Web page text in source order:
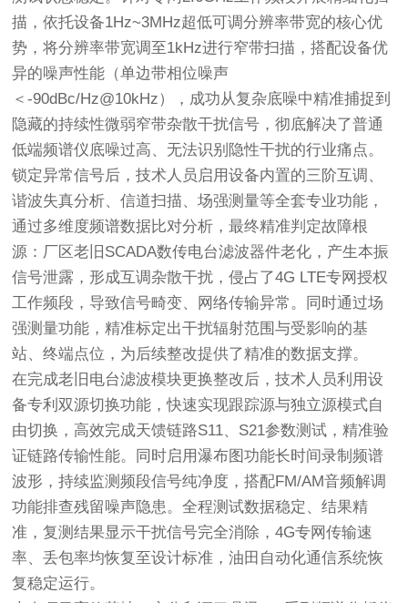
描，依托设备1Hz~3MHz超低可调分辨率带宽的核心优
势，将分辨率带宽调至1kHz进行窄带扫描，搭配设备优
异的噪声性能（单边带相位噪声
＜-90dBc/Hz@10kHz），成功从复杂底噪中精准捕捉到
隐藏的持续性微弱窄带杂散干扰信号，彻底解决了普通
低端频谱仪底噪过高、无法识别隐性干扰的行业痛点。
锁定异常信号后，技术人员启用设备内置的三阶互调、
谐波失真分析、信道扫描、场强测量等全套专业功能，
通过多维度频谱数据比对分析，最终精准判定故障根
源：厂区老旧SCADA数传电台滤波器件老化，产生本振
信号泄露，形成互调杂散干扰，侵占了4G LTE专网授权
工作频段，导致信号畸变、网络传输异常。同时通过场
强测量功能，精准标定出干扰辐射范围与受影响的基
站、终端点位，为后续整改提供了精准的数据支撑。
在完成老旧电台滤波模块更换整改后，技术人员利用设
备专利双源切换功能 ，快速实现跟踪源与独立源模式自
由切换，高效完成天馈链路S11、S21参数测试，精准验
证链路传输性能。同时启用瀑布图功能长时间录制频谱
波形，持续监测频段信号纯净度，搭配FM/AM音频解调
功能排查残留噪声隐患。全程测试数据稳定、结果精
准，复测结果显示干扰信号完全消除，4G专网传输速
率、丢包率均恢复至设计标准，油田自动化通信系统恢
复稳定运行。